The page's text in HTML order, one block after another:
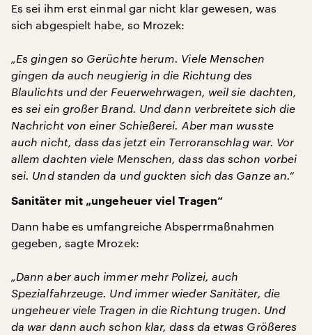
Es sei ihm erst einmal gar nicht klar gewesen, was
sich abgespielt habe, so Mrozek:
„Es gingen so Gerüchte herum. Viele Menschen
gingen da auch neugierig in die Richtung des
Blaulichts und der Feuerwehrwagen, weil sie dachten,
es sei ein großer Brand. Und dann verbreitete sich die
Nachricht von einer Schießerei. Aber man wusste
auch nicht, dass das jetzt ein Terroranschlag war. Vor
allem dachten viele Menschen, dass das schon vorbei
sei. Und standen da und guckten sich das Ganze an.“
Sanitäter mit „ungeheuer viel Tragen“
Dann habe es umfangreiche Absperrmaßnahmen
gegeben, sagte Mrozek:
„Dann aber auch immer mehr Polizei, auch
Spezialfahrzeuge. Und immer wieder Sanitäter, die
ungeheuer viele Tragen in die Richtung trugen. Und
da war dann auch schon klar, dass da etwas Größeres